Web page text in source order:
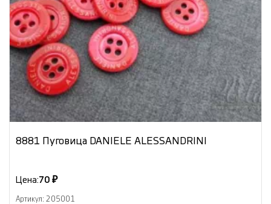
8881 Пуговица DANIELE ALESSANDRINI
Цена:70 ₽
Артикул: 205001